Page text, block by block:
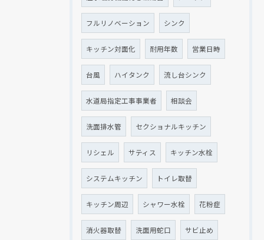
フルリノベーション シンク
キッチン対面化 耐用年数 営業日時
台風 ハイタンク 流し台シンク
水道局指定工事事業者 相談会
洗面排水管 セクショナルキッチン
リシェル サティス キッチン水栓
システムキッチン トイレ取替
キッチン周辺 シャワー水栓 花粉症
消火器取替 洗面用蛇口 サビ止め